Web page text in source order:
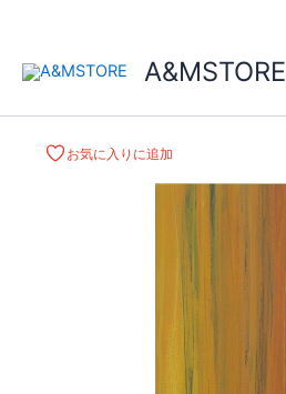
A&MSTORE
お気に入りに追加